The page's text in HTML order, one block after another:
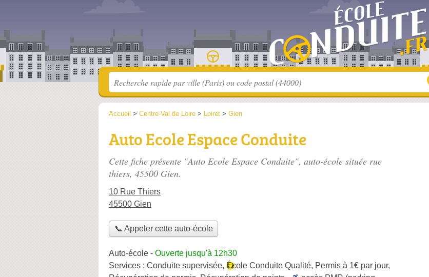
Accueil > Centre-Val de Loire > Loiret > Gien
Auto Ecole Espace Conduite
Cette fiche présente "Auto Ecole Espace Conduite", auto-école située rue
thiers, 45500 Gien.
10 Rue Thiers
45500 Gien
📞 Appeler cette auto-école
Auto-école - Ouverte jusqu'à 12h30
Services : Conduite supervisée, École Conduite Qualité, Permis à 1€ par jour,